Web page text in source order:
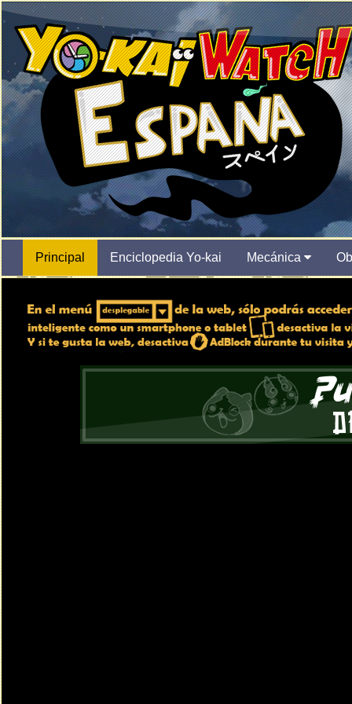
Principal Enciclopedia Yo-kai Mecánica